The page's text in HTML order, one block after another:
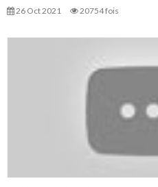
26 Oct 2021 20754 fois